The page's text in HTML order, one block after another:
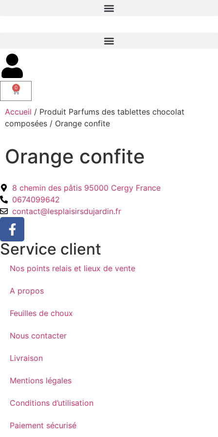
0
Accueil / Produit Parfums des tablettes chocolat
composées / Orange confite
Orange confite
8 chemin des pâtis 95000 Cergy France
0674099642
contact@lesplaisirsdujardin.fr
Service client
Nos points relais et lieux de vente
A propos
Feuilles de choux
Nous contacter
Livraison
Mentions légales
Conditions d’utilisation
Paiement sécurisé